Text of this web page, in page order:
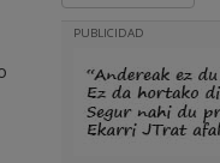
PUBLICIDAD